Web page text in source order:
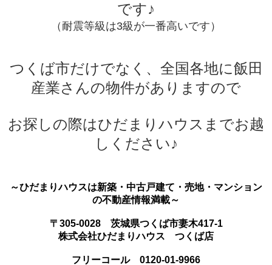
です♪
（耐震等級は3級が一番高いです）
つくば市だけでなく、 全国各地に飯田
産業さんの物件がありますので
お探しの際はひだまりハウスまでお越
しください♪
～ひだまりハウスは新築・中古戸建て・売地・マンション
の不動産情報満載～
〒305-0028 茨城県つくば市妻木417-1
株式会社ひだまりハウス つくば店
フリーコール 0120-01-9966